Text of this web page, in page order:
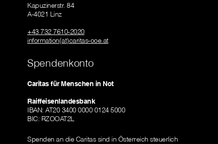
Kapuzinerstr. 84
A-4021 Linz
+43 732 7610-2020
information(at)caritas-ooe.at
Spendenkonto
Caritas für Menschen in Not
Raiffeisenlandesbank
IBAN: AT20 3400 0000 0124 5000
BIC: RZOOAT2L
Spenden an die Caritas sind in Österreich steuerlich